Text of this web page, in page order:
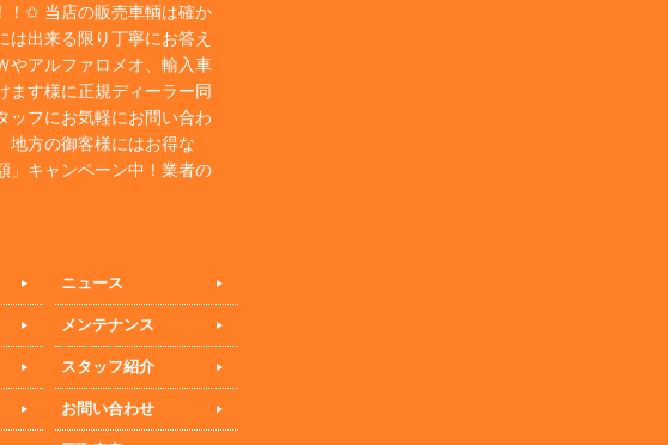
！✩ 当店の販売車輌は確か
出来る限り丁寧にお答え
やアルファロメオ、輸入車
ます様に正規ディーラー同
ッフにお気軽にお問い合わ
地方の御客様にはお得な
」キャンペーン中！業者の
ニュース
メンテナンス
スタッフ紹介
お問い合わせ